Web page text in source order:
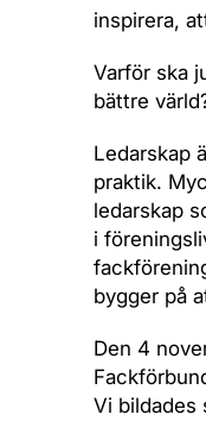
inspirera,
Varför ska
bättre
Ledarskap
praktik.
ledarskap
i
bygger på
Den 4
Vi bildades